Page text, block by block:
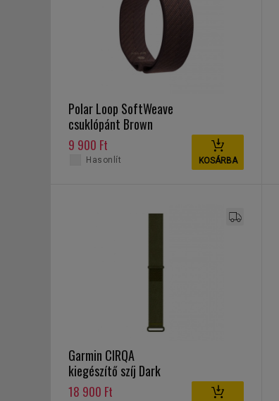
Polar Loop SoftWeave
csuklópánt Brown
Copper
9 900 Ft
KOSÁRBA
Hasonlít
Garmin CIRQA
kiegészítő szíj Dark
Olive L-XL
18 900 Ft